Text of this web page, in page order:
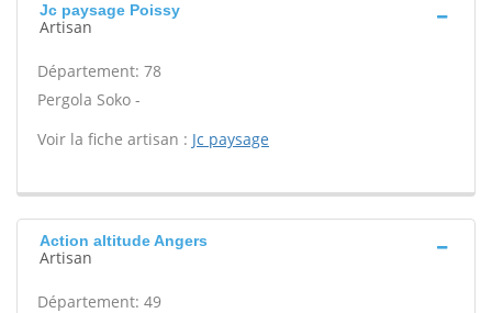
Jc paysage Poissy
Artisan
Département: 78
Pergola Soko -
Voir la fiche artisan : Jc paysage
Action altitude Angers
Artisan
Département: 49